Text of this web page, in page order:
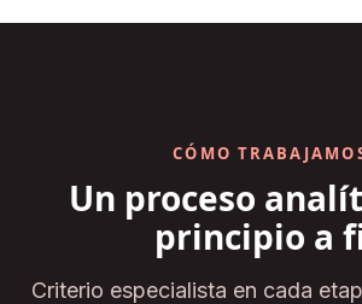
CÓMO
Un proceso
principio a
Criterio especialista en cada